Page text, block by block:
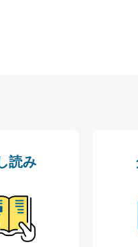
読み